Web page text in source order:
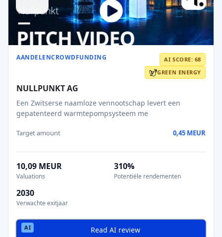
AANDELENCROWDFUNDING
AI SCORE: 68
GREEN ENERGY
NULLPUNKT AG
Een Zwitserse naamloze vennootschap levert een
gepatenteerd warmtepompsysteem me
Target amount 0,45 MEUR
10,09 MEUR
Valuations
310%
Potentiële rendementen
2030
Verwachte exitjaar
Read AI review